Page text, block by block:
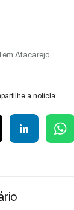
Atacarejo
a notícia